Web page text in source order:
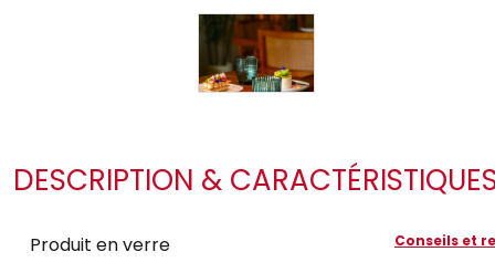
DESCRIPTION &
Produit en verre Conseils et